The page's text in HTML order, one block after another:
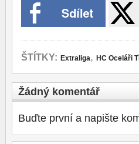
ŠTÍTKY: Extraliga, HC Oceláři
Žádný komentář
Buďte první a napište